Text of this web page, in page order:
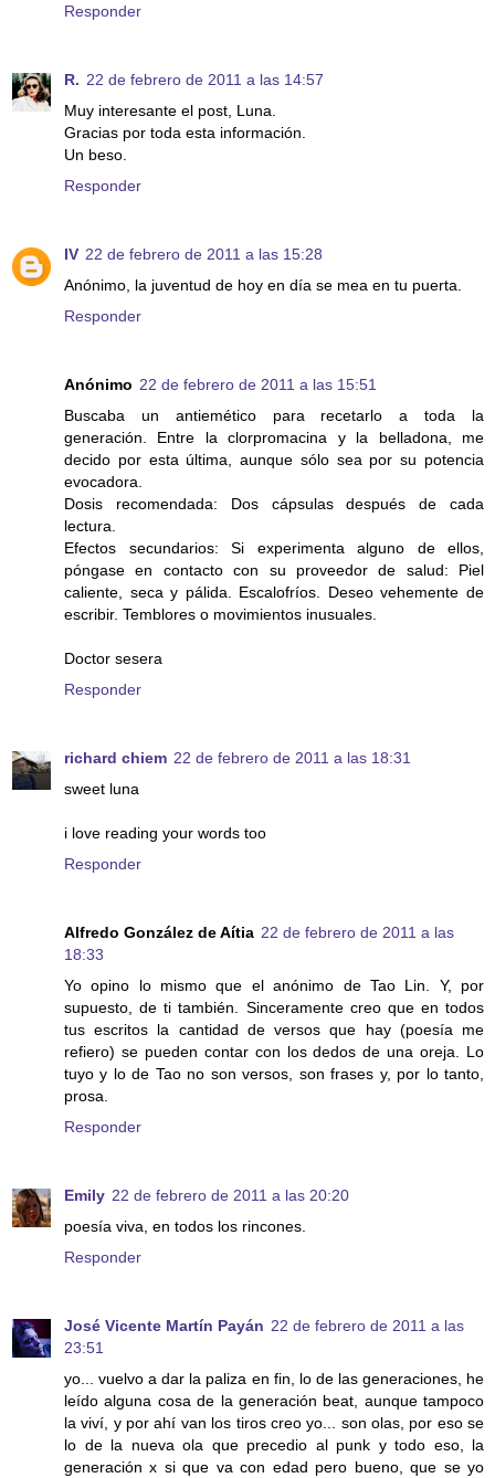
Responder
R. 22 de febrero de 2011 a las 14:57
Muy interesante el post, Luna.
Gracias por toda esta información.
Un beso.
Responder
IV 22 de febrero de 2011 a las 15:28
Anónimo, la juventud de hoy en día se mea en tu puerta.
Responder
Anónimo 22 de febrero de 2011 a las 15:51
Buscaba un antiemético para recetarlo a toda la
generación. Entre la clorpromacina y la belladona, me
decido por esta última, aunque sólo sea por su potencia
evocadora.
Dosis recomendada: Dos cápsulas después de cada
lectura.
Efectos secundarios: Si experimenta alguno de ellos,
póngase en contacto con su proveedor de salud: Piel
caliente, seca y pálida. Escalofríos. Deseo vehemente de
escribir. Temblores o movimientos inusuales.
Doctor sesera
Responder
richard chiem 22 de febrero de 2011 a las 18:31
sweet luna
i love reading your words too
Responder
Alfredo González de Aítia 22 de febrero de 2011 a las
18:33
Yo opino lo mismo que el anónimo de Tao Lin. Y, por
supuesto, de ti también. Sinceramente creo que en todos
tus escritos la cantidad de versos que hay (poesía me
refiero) se pueden contar con los dedos de una oreja. Lo
tuyo y lo de Tao no son versos, son frases y, por lo tanto,
prosa.
Responder
Emily 22 de febrero de 2011 a las 20:20
poesía viva, en todos los rincones.
Responder
José Vicente Martín Payán 22 de febrero de 2011 a las
23:51
yo... vuelvo a dar la paliza en fin, lo de las generaciones, he
leído alguna cosa de la generación beat, aunque tampoco
la viví, y por ahí van los tiros creo yo... son olas, por eso se
lo de la nueva ola que precedio al punk y todo eso, la
generación x si que va con edad pero bueno, que se yo